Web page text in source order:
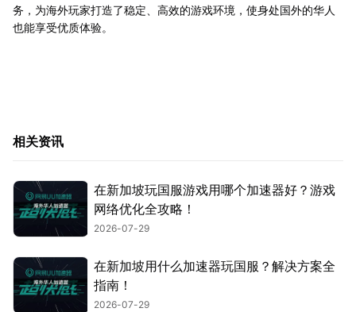
务，为海外玩家打造了稳定、高效的游戏环境，使身处国外的华人
也能享受优质体验。
相关资讯
在新加坡玩国服游戏用哪个加速器好？游戏
网络优化全攻略！
2026-07-29
在新加坡用什么加速器玩国服？解决方案全
指南！
2026-07-29